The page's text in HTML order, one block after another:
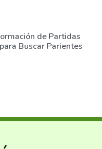
de Partidas
Buscar Parientes